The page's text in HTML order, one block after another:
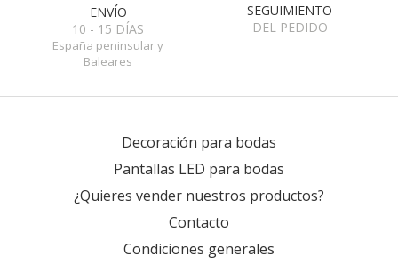
ENVÍO
10 - 15 DÍAS
España peninsular y
Baleares
SEGUIMIENTO
DEL PEDIDO
Decoración para bodas
Pantallas LED para bodas
¿Quieres vender nuestros productos?
Contacto
Condiciones generales